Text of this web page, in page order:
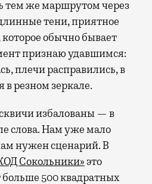
тем же маршрутом через
тени, приятное
обычно бывает
признаю удавшимся:
плечи расправились, в
резном зеркале.
избалованы — в
слова. Нам уже мало
нужен сценарий. В
Сокольники»это
500 квадратных